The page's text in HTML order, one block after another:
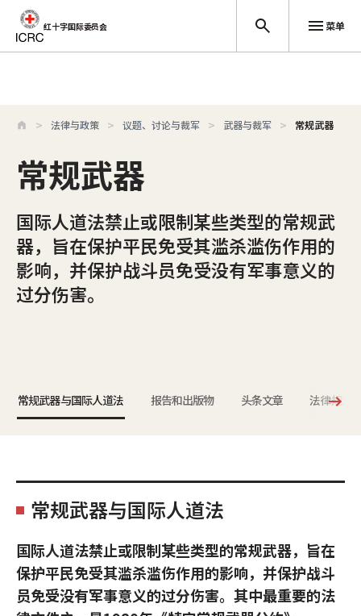
跳至主要内容
红十字国际委员会 菜单
法律与政策 议题、讨论与裁军 武器与裁军 常规武器
常规武器
国际人道法禁止或限制某些类型的常规武
器，旨在保护平民免受其滥杀滥伤作用的
影响，并保护战斗员免受没有军事意义的
过分伤害。
常规武器与国际人道法 报告和出版物 头条文章 法律规定
常规武器与国际人道法
国际人道法禁止或限制某些类型的常规武器，旨在
保护平民免受其滥杀滥伤作用的影响，并保护战斗
员免受没有军事意义的过分伤害。其中最重要的法